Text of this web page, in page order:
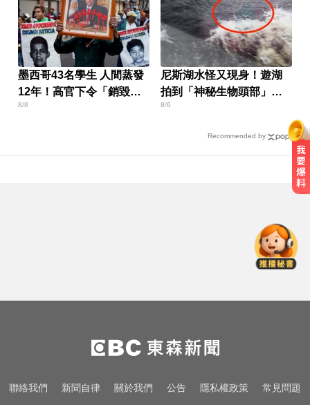
墨西哥43名學生 人間蒸發
12年！高官下令「銷毀監
視器」遭逮
8/8
尼斯湖水怪又現身！遊湖
拍到「神秘生物頭部」官
方證實了
8/6
Recommended by
「扭曲變形」男駕駛受困亡
無懼白海豚風雨！企聯父親節回歸
張庭瑜、張正韋用勝利感謝老爸
台指期夜盤狂飆736點 專家揭反彈
聯絡我們 新聞自律 關於我們 公告 隱私權政策 常見問題